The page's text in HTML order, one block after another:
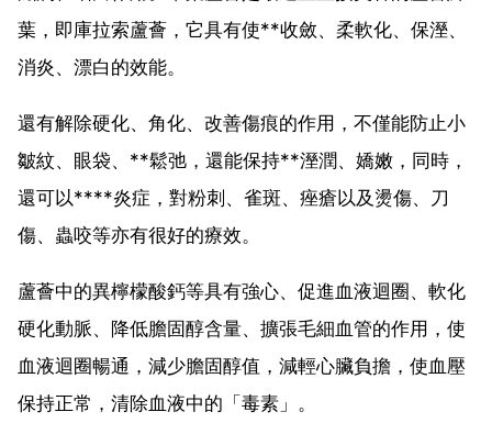
葉，即庫拉索蘆薈，它具有使**收斂、柔軟化、保溼、
消炎、漂白的效能。
還有解除硬化、角化、改善傷痕的作用，不僅能防止小
皺紋、眼袋、**鬆弛，還能保持**溼潤、嬌嫩，同時，
還可以****炎症，對粉刺、雀斑、痤瘡以及燙傷、刀
傷、蟲咬等亦有很好的療效。
蘆薈中的異檸檬酸鈣等具有強心、促進血液迴圈、軟化
硬化動脈、降低膽固醇含量、擴張毛細血管的作用，使
血液迴圈暢通，減少膽固醇值，減輕心臟負擔，使血壓
保持正常，清除血液中的「毒素」。